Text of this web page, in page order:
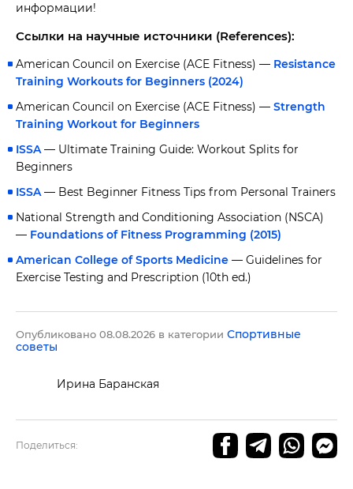
информации!
Ссылки на научные источники (References):
American Council on Exercise (ACE Fitness) — Resistance
Training Workouts for Beginners (2024)
American Council on Exercise (ACE Fitness) — Strength
Training Workout for Beginners
ISSA— Ultimate Training Guide: Workout Splits for
Beginners
ISSA— Best Beginner Fitness Tips from Personal Trainers
National Strength and Conditioning Association (NSCA)
— Foundations of Fitness Programming (2015)
American College of Sports Medicine — Guidelines for
Exercise Testing and Prescription (10th ed.)
Опубликовано 08.08.2026 в категории Спортивные
советы
Ирина Баранская
Поделиться: